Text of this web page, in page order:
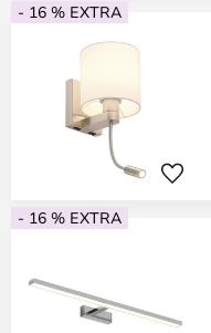
- 16 % EXTRA
- 16 % EXTRA